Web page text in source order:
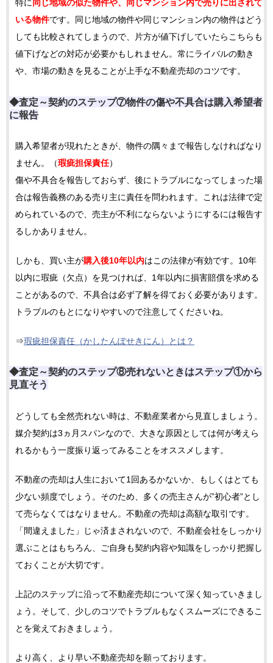
特に 同じ地域の似た物件や、同じマンション内で売りに出されて
いる物件です。同じ地域の物件や同じマンション内の物件はどう
しても比較されてしまうので、片方が値下げしていたらこちらも
値下げなどの対応が必要かもしれません。常にライバルの動き
や、市場の動きを見ることが上手な不動産売却のコツです。
◆査定～契約のステップ⑦物件の傷や不具合は購入希望者
に報告
購入希望者が現れたときが、物件の隅々まで報告しなければなり
ません。（瑕疵担保責任）
傷や不具合を報告しておらず、後にトラブルになってしまった場
合は報告義務のある売り主に責任を問われます。これは法律で定
められているので、売主が不利にならないようにするには報告す
るしかありません。
しかも、買い主が購入後10年以内はこの法律が有効です。10年
以内に瑕疵（欠点）を見つければ、1年以内に損害賠償を求める
ことがあるので、不具合は必ず了解を得ておく必要があります。
トラブルのもとになりやすいので注意してくださいね。
⇒瑕疵担保責任（かしたんぽせきにん）とは？
◆査定～契約のステップ⑧売れないときはステップ①から
見直そう
どうしても全然売れない時は、不動産業者から見直しましょう。
媒介契約は3ヵ月スパンなので、大きな原因としては何が考えら
れるかもう一度振り返ってみることをオススメします。
不動産の売却は人生において1回あるかないか、もしくはとても
少ない頻度でしょう。そのため、多くの売主さんが”初心者”とし
て売らなくてはなりません。不動産の売却は高額な取引です。
「間違えました」じゃ済まされないので、不動産会社をしっかり
選ぶことはもちろん、ご自身も契約内容や知識をしっかり把握し
ておくことが大切です。
上記のステップに沿って不動産売却について深く知っていきまし
ょう。そして、少しのコツでトラブルもなくスムーズにできるこ
とを覚えておきましょう。
より高く、より早い不動産売却を願っております。